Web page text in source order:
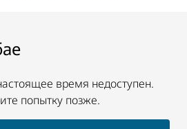
время недоступен.
попытку позже.